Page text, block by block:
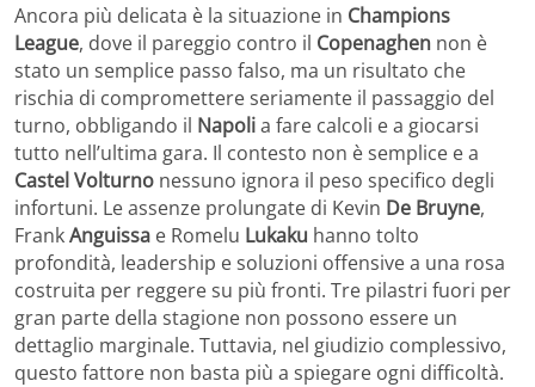
Ancora più delicata è la situazione in Champions
League, dove il pareggio contro il Copenaghen non è
stato un semplice passo falso, ma un risultato che
rischia di compromettere seriamente il passaggio del
turno, obbligando il Napolia fare calcoli e a giocarsi
tutto nell’ultima gara. Il contesto non è semplice e a
Castel Volturno nessuno ignora il peso specifico degli
infortuni. Le assenze prolungate di Kevin De Bruyne,
FrankAnguissa e Romelu Lukaku hanno tolto
profondità, leadership e soluzioni offensive a una rosa
costruita per reggere su più fronti. Tre pilastri fuori per
gran parte della stagione non possono essere un
dettaglio marginale. Tuttavia, nel giudizio complessivo,
questo fattore non basta più a spiegare ogni difficoltà.